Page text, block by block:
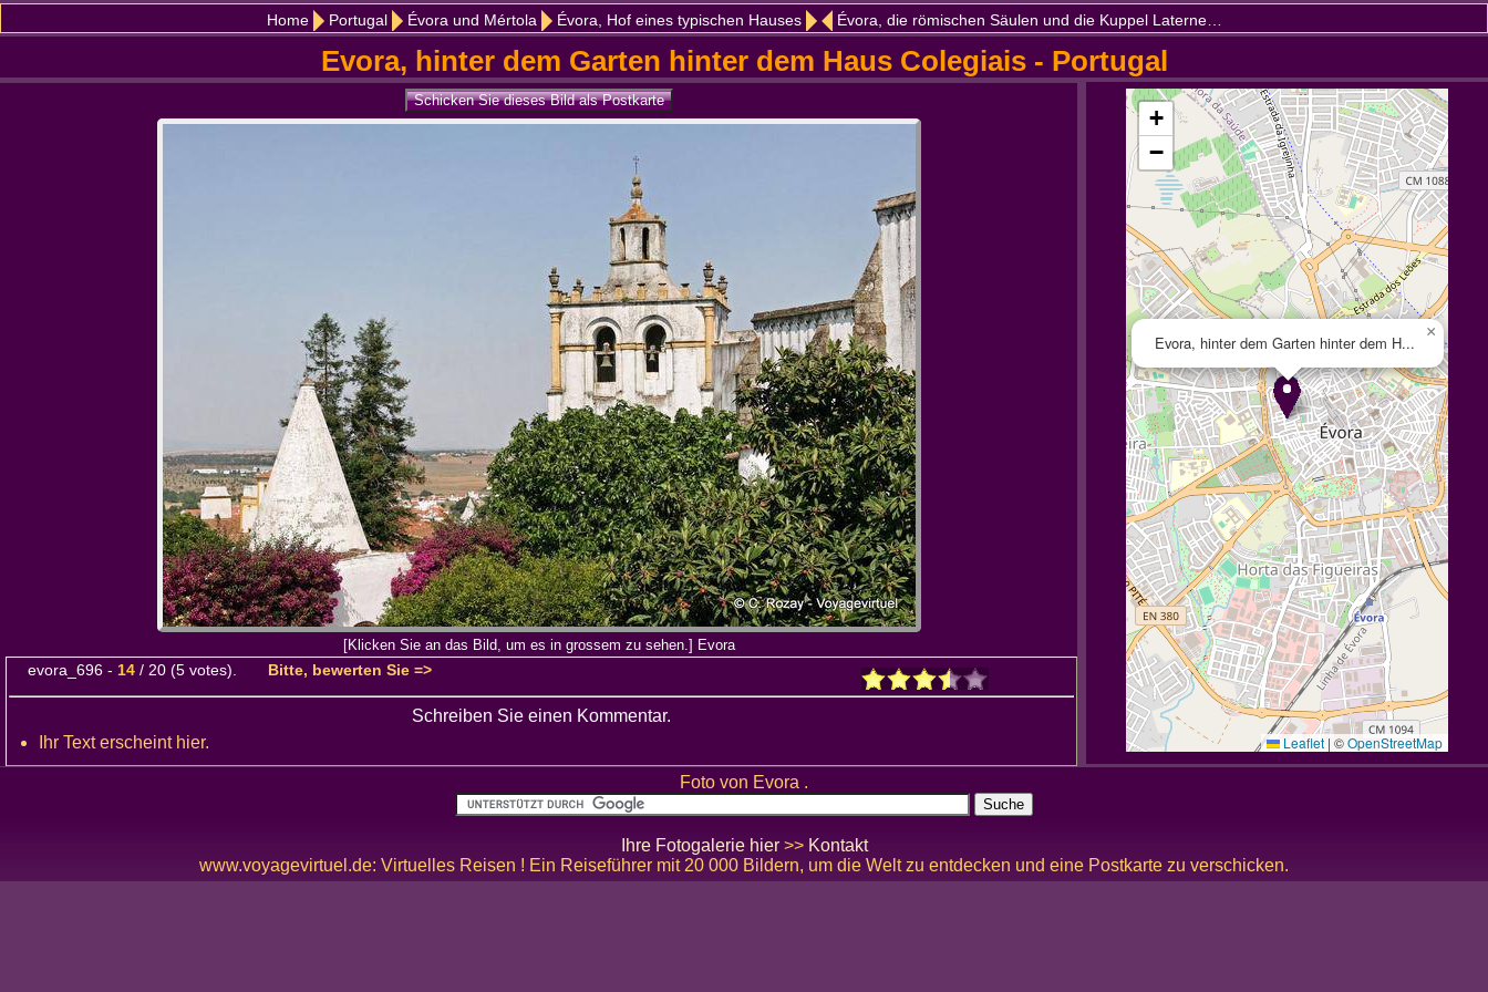
Home Portugal Évora und Mértola Évora, Hof eines typischen Hauses Évora, die römischen Säulen und die Kuppel Laterne an der Kreuzung der Hauptschiff der Kathedrale
Evora, hinter dem Garten hinter dem Haus Colegiais - Portugal
[Klicken Sie an das Bild, um es in grossem zu sehen.] Evora
evora_696 - 14 / 20 (5 votes). Bitte, bewerten Sie =>
Schreiben Sie einen Kommentar.
Ihr Text erscheint hier.
Evora, hinter dem Garten hinter dem H...
×
+
−
Leaflet | ©OpenStreetMap
Foto von Evora .
Ihre Fotogalerie hier>> Kontakt
www.voyagevirtuel.de: Virtuelles Reisen ! Ein Reiseführer mit 20 000 Bildern, um die Welt zu entdecken und eine Postkarte zu verschicken.